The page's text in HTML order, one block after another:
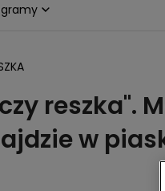
czy reszka".
w